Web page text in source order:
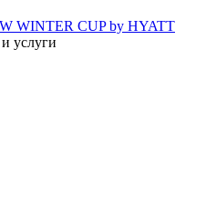
WINTER CUP by HYATT
услуги